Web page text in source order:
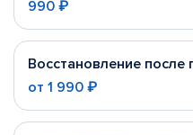
990 ₽
Восстановление после
от 1 990 ₽